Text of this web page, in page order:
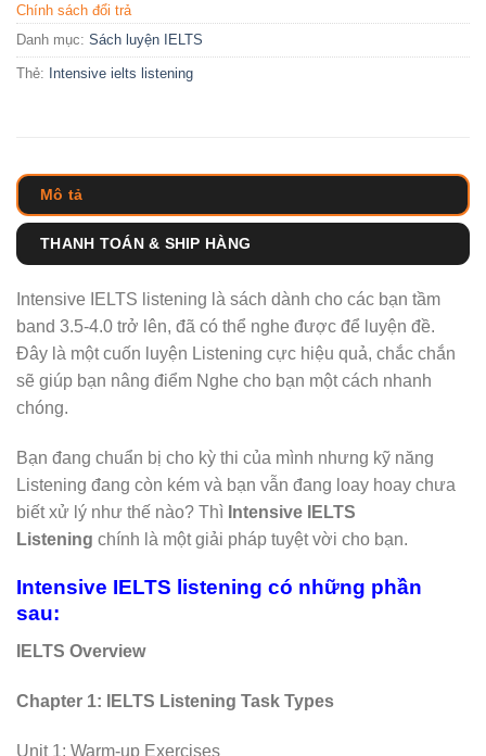
Chính sách đổi trả
Danh mục: Sách luyện IELTS
Thẻ: Intensive ielts listening
Mô tả
THANH TOÁN & SHIP HÀNG
Intensive IELTS listening là sách dành cho các bạn tầm
band 3.5-4.0 trở lên, đã có thể nghe được để luyện đề.
Đây là một cuốn luyện Listening cực hiệu quả, chắc chắn
sẽ giúp bạn nâng điểm Nghe cho bạn một cách nhanh
chóng.
Bạn đang chuẩn bị cho kỳ thi của mình nhưng kỹ năng
Listening đang còn kém và bạn vẫn đang loay hoay chưa
biết xử lý như thế nào? Thì Intensive IELTS
Listening chính là một giải pháp tuyệt vời cho bạn.
Intensive IELTS listening có những phần
sau:
IELTS Overview
Chapter 1: IELTS Listening Task Types
Unit 1: Warm-up Exercises